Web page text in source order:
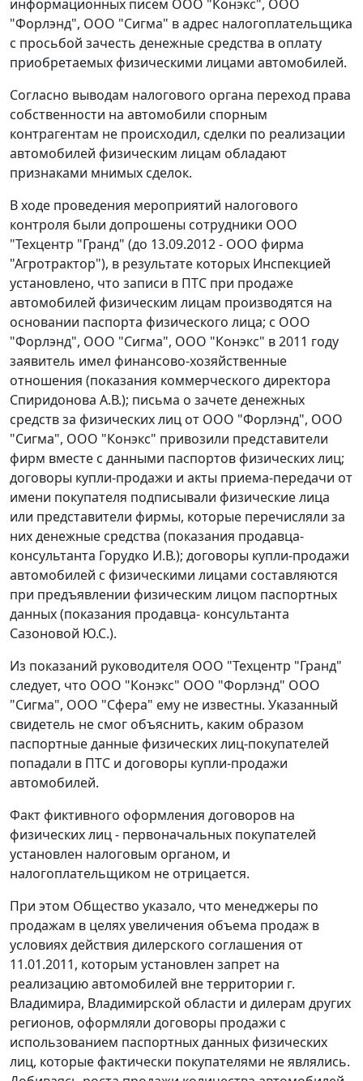
информационных писем ООО "Конэкс", ООО
"Форлэнд", ООО "Сигма" в адрес налогоплательщика
с просьбой зачесть денежные средства в оплату
приобретаемых физическими лицами автомобилей.
Согласно выводам налогового органа переход права
собственности на автомобили спорным
контрагентам не происходил, сделки по реализации
автомобилей физическим лицам обладают
признаками мнимых сделок.
В ходе проведения мероприятий налогового
контроля были допрошены сотрудники ООО
"Техцентр "Гранд" (до 13.09.2012 - ООО фирма
"Агротрактор"), в результате которых Инспекцией
установлено, что записи в ПТС при продаже
автомобилей физическим лицам производятся на
основании паспорта физического лица; с ООО
"Форлэнд", ООО "Сигма", ООО "Конэкс" в 2011 году
заявитель имел финансово-хозяйственные
отношения (показания коммерческого директора
Спиридонова А.В.); письма о зачете денежных
средств за физических лиц от ООО "Форлэнд", ООО
"Сигма", ООО "Конэкс" привозили представители
фирм вместе с данными паспортов физических лиц;
договоры купли-продажи и акты приема-передачи от
имени покупателя подписывали физические лица
или представители фирмы, которые перечисляли за
них денежные средства (показания продавца-
консультанта Горудко И.В.); договоры купли-продажи
автомобилей с физическими лицами составляются
при предъявлении физическим лицом паспортных
данных (показания продавца- консультанта
Сазоновой Ю.С.).
Из показаний руководителя ООО "Техцентр "Гранд"
следует, что ООО "Конэкс" ООО "Форлэнд" ООО
"Сигма", ООО "Сфера" ему не известны. Указанный
свидетель не смог объяснить, каким образом
паспортные данные физических лиц-покупателей
попадали в ПТС и договоры купли-продажи
автомобилей.
Факт фиктивного оформления договоров на
физических лиц - первоначальных покупателей
установлен налоговым органом, и
налогоплательщиком не отрицается.
При этом Общество указало, что менеджеры по
продажам в целях увеличения объема продаж в
условиях действия дилерского соглашения от
11.01.2011, которым установлен запрет на
реализацию автомобилей вне территории г.
Владимира, Владимирской области и дилерам других
регионов, оформляли договоры продажи с
использованием паспортных данных физических
лиц, которые фактически покупателями не являлись.